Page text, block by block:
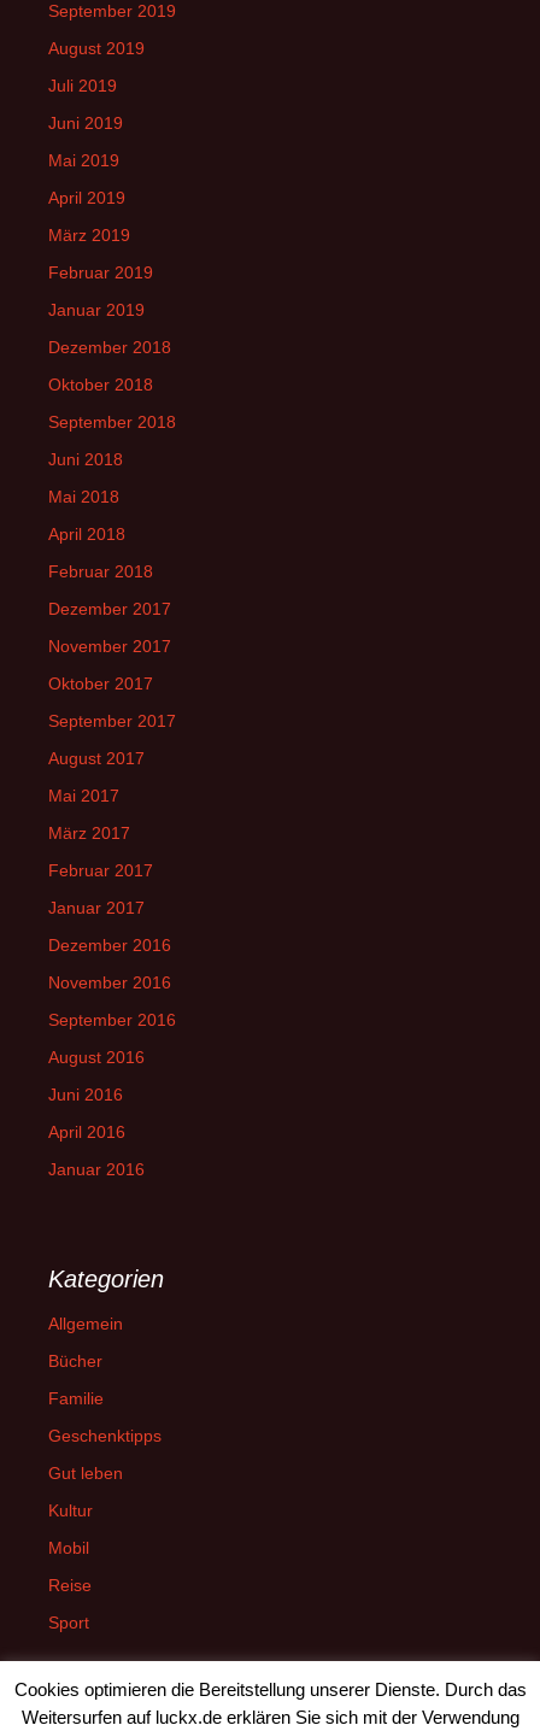
September 2019
August 2019
Juli 2019
Juni 2019
Mai 2019
April 2019
März 2019
Februar 2019
Januar 2019
Dezember 2018
Oktober 2018
September 2018
Juni 2018
Mai 2018
April 2018
Februar 2018
Dezember 2017
November 2017
Oktober 2017
September 2017
August 2017
Mai 2017
März 2017
Februar 2017
Januar 2017
Dezember 2016
November 2016
September 2016
August 2016
Juni 2016
April 2016
Januar 2016
Kategorien
Allgemein
Bücher
Familie
Geschenktipps
Gut leben
Kultur
Mobil
Reise
Sport
Cookies optimieren die Bereitstellung unserer Dienste. Durch das
Weitersurfen auf luckx.de erklären Sie sich mit der Verwendung